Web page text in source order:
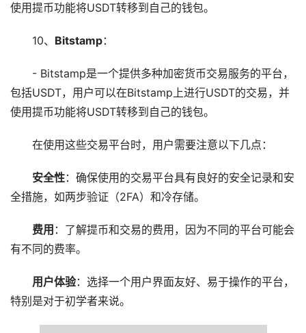
使用提币功能将USDT转移到自己的钱包。
10、 Bitstamp：
- Bitstamp是一个提供多种加密货币交易服务的平台，
包括USDT，用户可以在Bitstamp上进行USDT的交易，并
使用提币功能将USDT转移到自己的钱包。
在使用这些交易平台时，用户需要注意以下几点：
安全性：确保使用的交易平台具有良好的安全记录和安
全措施，如两步验证（2FA）和冷存储。
费用 ：了解提币和交易的费用，因为不同的平台可能会
有不同的费率。
用户体验：选择一个用户界面友好、易于操作的平台，
特别是对于初学者来说。